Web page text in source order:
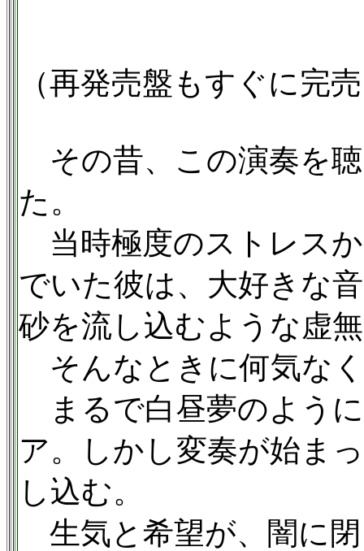
（再発売盤もすぐに完
その昔、この演奏を
た。
当時極度のストレス
でいた彼は、大好きな
砂を流し込むような虚
そんなときに何気な
まるで白昼夢のよう
ア。しかし変奏が始ま
し込む。
生気と希望が、闇に